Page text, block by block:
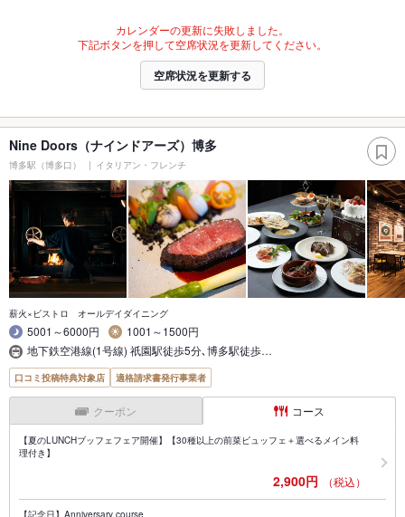
カレンダーの更新に失敗しました。
下記ボタンを押して空席状況を更新してください。
空席状況を更新する
Nine Doors（ナインドアーズ）博多
博多駅（博多口） イタリアン・フレンチ
薪火×ビストロ オールデイダイニング
5001～6000円
1001～1500円
地下鉄空港線(1号線) 祇園駅徒歩5分､博多駅徒歩…
口コミ投稿特典対象店 適格請求書発行事業者
クーポン コース
【夏のLUNCHブッフェフェア開催】【30種以上の前菜ビュッフェ＋選べるメイン料
理付き】
2,900円 （税込）
【記念日】Anniversary course